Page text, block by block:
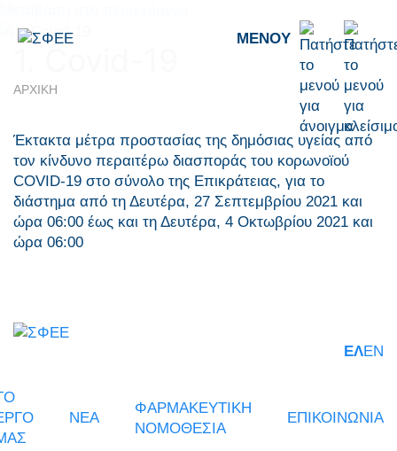
ΜΕΝΟΎ
ΑΡΧΙΚΗ
Έκτακτα μέτρα προστασίας της δημόσιας υγείας από
τον κίνδυνο περαιτέρω διασποράς του κορωνοϊού
COVID-19 στο σύνολο της Επικράτειας, για το
διάστημα από τη Δευτέρα, 27 Σεπτεμβρίου 2021 και
ώρα 06:00 έως και τη Δευτέρα, 4 Οκτωβρίου 2021 και
ώρα 06:00
ΕΛEN
ΝΕΑ
ΦΑΡΜΑΚΕΥΤΙΚΗ
ΝΟΜΟΘΕΣΙΑ
ΕΠΙΚΟΙΝΩΝΙΑ